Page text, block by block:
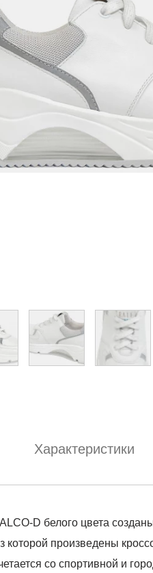
Характеристики
D белого цвета
которой произведены
со спортивной и